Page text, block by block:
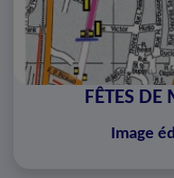
FÊTES
Image